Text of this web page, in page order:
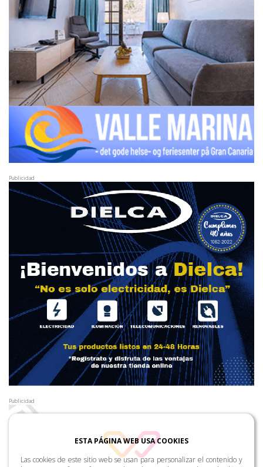
Publicidad
Publicidad
ESTA PÁGINA WEB USA COOKIES
Las cookies de este sitio web se usan para personalizar el contenido y